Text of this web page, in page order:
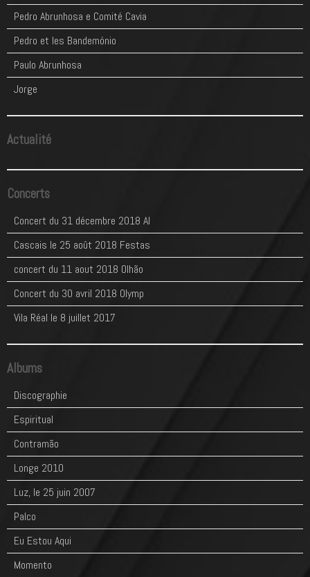
Pedro Abrunhosa e Comité Cavia
Pedro et les Bandemónio
Paulo Abrunhosa
Jorge
Actualité
Concerts
Concert du 31 décembre 2018 Al
Cascais le 25 août 2018 Festas
concert du 11 aout 2018 Olhão
Concert du 30 avril 2018 Olymp
Vila Réal le 8 juillet 2017
Albums
Discographie
Espiritual
Contramão
Longe 2010
Luz, le 25 juin 2007
Palco
Eu Estou Aqui
Momento